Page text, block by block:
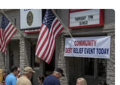
2/6 đã tấn công hàng
Dải Gaza, nhằm vào các
hầm và cơ sở hạ